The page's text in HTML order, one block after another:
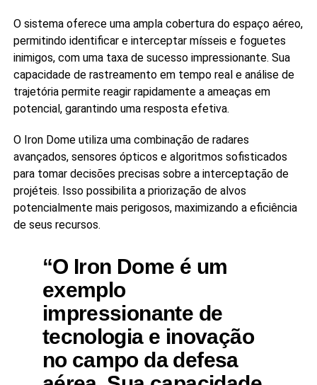
O sistema oferece uma ampla cobertura do espaço aéreo,
permitindo identificar e interceptar mísseis e foguetes
inimigos, com uma taxa de sucesso impressionante. Sua
capacidade de rastreamento em tempo real e análise de
trajetória permite reagir rapidamente a ameaças em
potencial, garantindo uma resposta efetiva.
O Iron Dome utiliza uma combinação de radares
avançados, sensores ópticos e algoritmos sofisticados
para tomar decisões precisas sobre a interceptação de
projéteis. Isso possibilita a priorização de alvos
potencialmente mais perigosos, maximizando a eficiência
de seus recursos.
“O Iron Dome é um
exemplo
impressionante de
tecnologia e inovação
no campo da defesa